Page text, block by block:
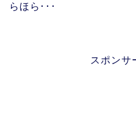
らほら･･･
スポンサ